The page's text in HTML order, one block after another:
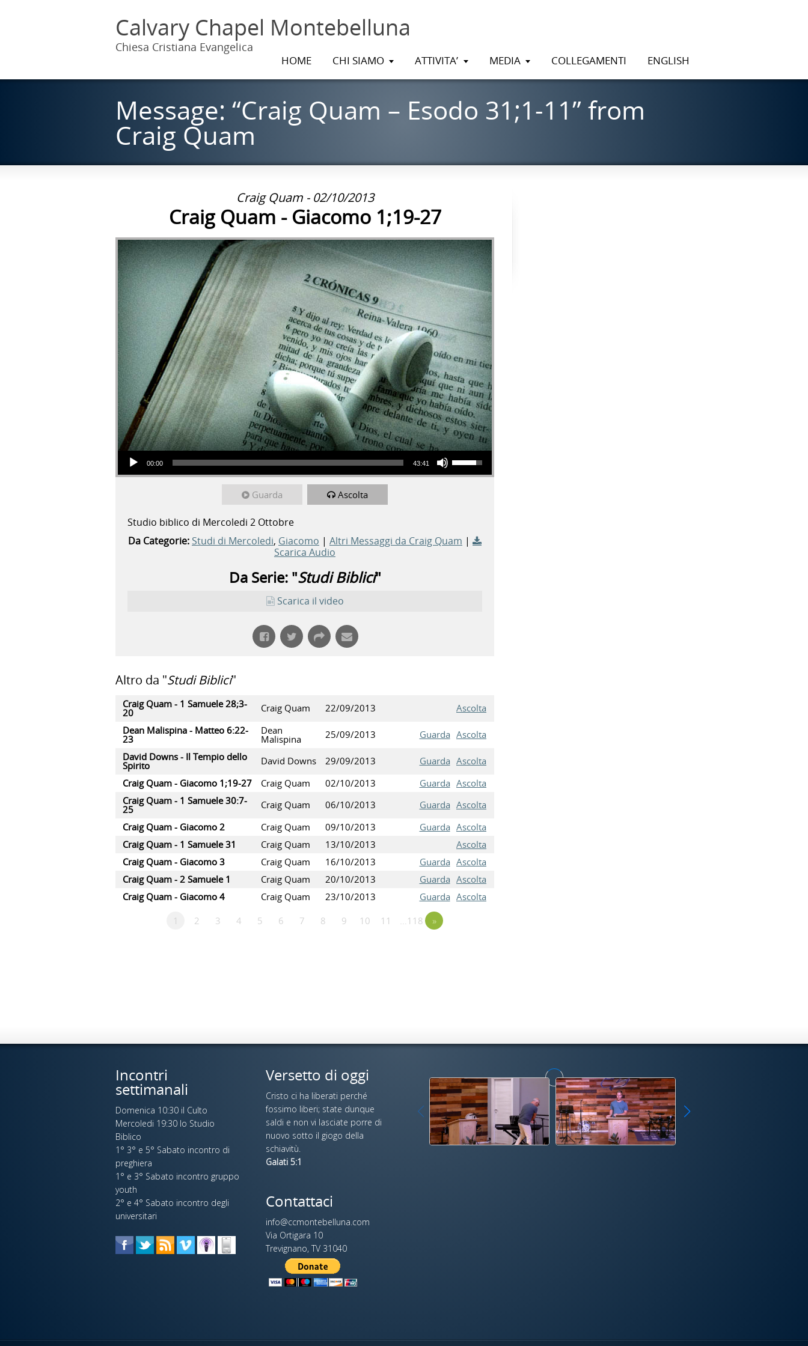
Calvary Chapel Montebelluna
Chiesa Cristiana Evangelica
HOME CHI SIAMO ATTIVITA’ MEDIA COLLEGAMENTI ENGLISH
Message: “Craig Quam – Esodo 31;1-11” from
Craig Quam
Craig Quam - 02/10/2013
Craig Quam - Giacomo 1;19-27
Audio Player
00:00 43:41
Usa i tasti freccia su/giù per aumentare o diminuire il volume.
Guarda Ascolta
Studio biblico di Mercoledi 2 Ottobre
Da Categorie: Studi di Mercoledi, Giacomo | Altri Messaggi da Craig Quam |
Scarica Audio
Da Serie: "Studi Biblici"
Scarica il video
Altro da "Studi Biblici"
Craig Quam - 1 Samuele 28;3-
20 Craig Quam 22/09/2013
Ascolta
Dean Malispina - Matteo 6:22-
23
Dean
Malispina 25/09/2013 Guarda Ascolta
David Downs - Il Tempio dello
Spirito David Downs 29/09/2013 Guarda Ascolta
Craig Quam - Giacomo 1;19-27
Craig Quam 02/10/2013 Guarda Ascolta
Craig Quam - 1 Samuele 30:7-
25 Craig Quam 06/10/2013 Guarda Ascolta
Craig Quam - Giacomo 2
Craig Quam 09/10/2013 Guarda Ascolta
Craig Quam - 1 Samuele 31
Craig Quam 13/10/2013
Ascolta
Craig Quam - Giacomo 3
Craig Quam 16/10/2013 Guarda Ascolta
Craig Quam - 2 Samuele 1
Craig Quam 20/10/2013 Guarda Ascolta
Craig Quam - Giacomo 4
Craig Quam 23/10/2013 Guarda Ascolta
1
2 3 4 5 6 7 8 9 10 11 …118 »
Incontri
settimanali
Domenica 10:30 il Culto
Mercoledi 19:30 lo Studio
Biblico
1° 3° e 5° Sabato incontro di
preghiera
1° e 3° Sabato incontro gruppo
youth
2° e 4° Sabato incontro degli
universitari
Versetto di oggi
Cristo ci ha liberati perché
fossimo liberi; state dunque
saldi e non vi lasciate porre di
nuovo sotto il giogo della
schiavitù.
Galati 5:1
Contattaci
info@ccmontebelluna.com
Via Ortigara 10
Trevignano, TV 31040